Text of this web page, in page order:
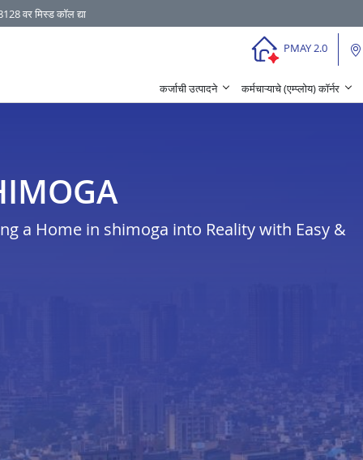
वर मिस्ड कॉल द्या
PMAY 2.0
कर्जाची उत्पादने कर्मचाऱ्याचे (एम्प्लोय) कॉर्नर
a Home in shimoga into Reality with Easy &